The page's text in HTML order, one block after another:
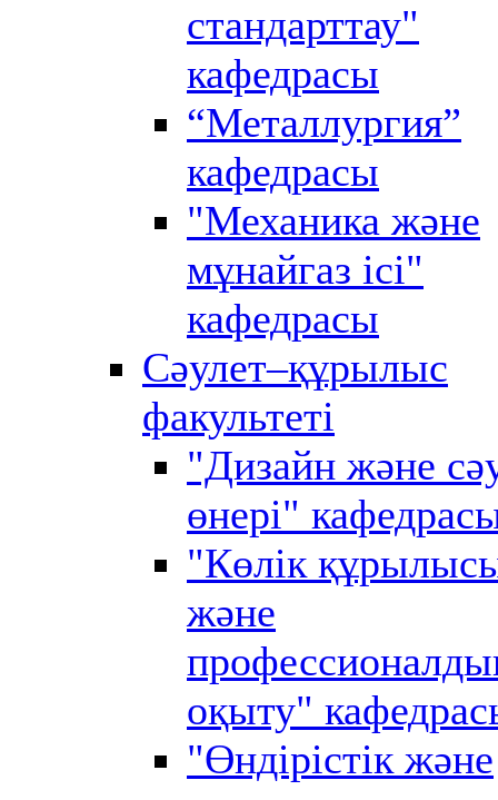
стандарттау"
кафедрасы
“Металлургия”
кафедрасы
"Механика және
мұнайгаз ісі"
кафедрасы
Сәулет–құрылыс
факультеті
"Дизайн және
өнері"
"Көлік
және
оқыту"
"Өндірістік және